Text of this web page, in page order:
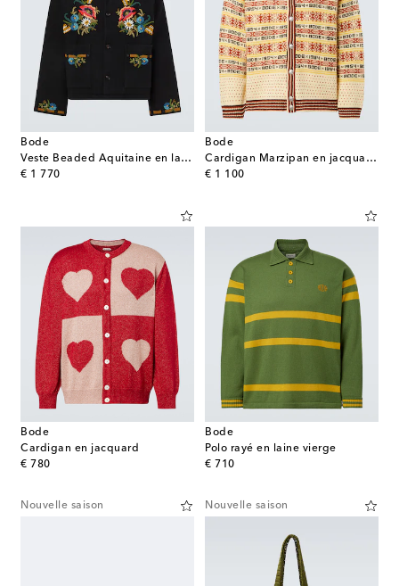
Bode
Veste Beaded Aquitaine en laine
€ 1 770
original price
Bode
Cardigan Marzipan en jacquard de laine
€ 1 100
original price
Bode
Cardigan en jacquard
€ 780
original price
Bode
Polo rayé en laine vierge
€ 710
original price
Nouvelle saison Nouvelle saison